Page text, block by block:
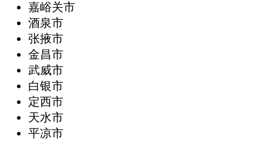
嘉峪关市
酒泉市
张掖市
金昌市
武威市
白银市
定西市
天水市
平凉市